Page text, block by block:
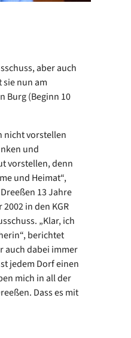
aber auch
nun am
Burg (Beginn 10
nicht vorstellen
und
vorstellen, denn
und Heimat“,
13 Jahre
in den KGR
„Klar, ich
berichtet
auch dabei immer
jedem Dorf einen
mich in all der
Dass es mit